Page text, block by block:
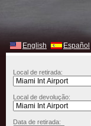
English Español
Local de retirada:
Local de devolução:
Data de retirada: